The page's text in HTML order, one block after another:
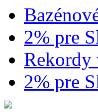
2% pre
Rekordy
2% pre